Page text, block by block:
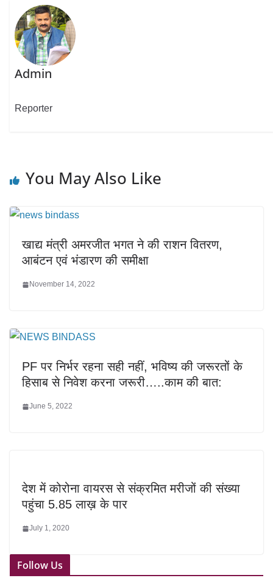
Admin
Reporter
You May Also Like
खाद्य मंत्री अमरजीत भगत ने की राशन वितरण,
आबंटन एवं भंडारण की समीक्षा
November 14, 2022
PF पर निर्भर रहना सही नहीं, भविष्य की जरूरतों के
हिसाब से निवेश करना जरूरी…..काम की बात:
June 5, 2022
देश में कोरोना वायरस से संक्रमित मरीजों की संख्या
पहुंचा 5.85 लाख़ के पार
July 1, 2020
Follow Us